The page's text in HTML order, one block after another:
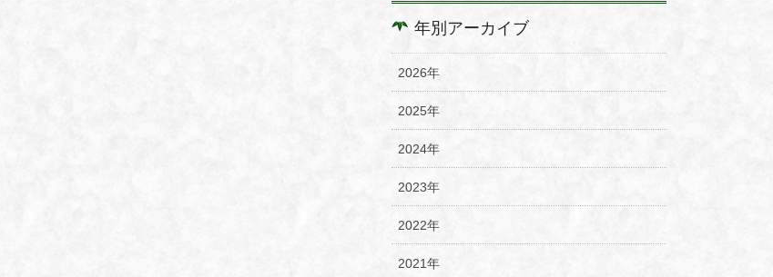
年別アーカイブ
2026年
2025年
2024年
2023年
2022年
2021年